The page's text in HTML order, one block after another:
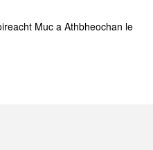
Muc a Athbheochan le